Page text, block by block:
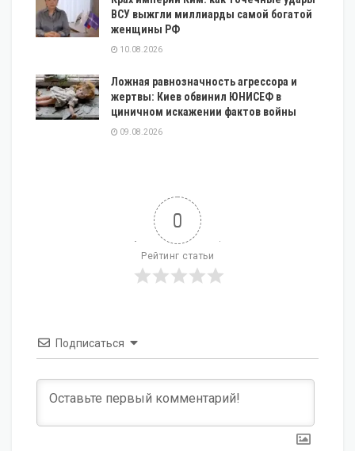
ВСУ выжгли миллиарды самой богатой
женщины РФ
10.08.2026
Ложная равнозначность агрессора и
жертвы: Киев обвинил ЮНИСЕФ в
циничном искажении фактов войны
09.08.2026
0
Рейтинг статьи
Подписаться